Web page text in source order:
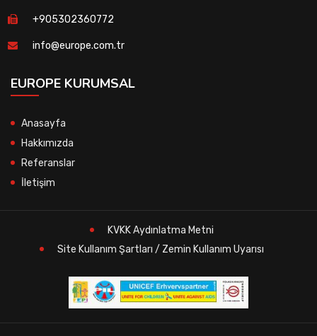
+905302360772
info@europe.com.tr
EUROPE KURUMSAL
Anasayfa
Hakkımızda
Referanslar
İletişim
KVKK Aydınlatma Metni
Site Kullanım Şartları / Zemin Kullanım Uyarısı